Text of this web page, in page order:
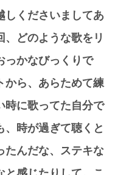
しくださいましてあ
、どのような歌をリ
っかなびっくりで
から、あらためて練
時に歌ってた自分で
、時が過ぎて聴くと
たんだな、ステキな